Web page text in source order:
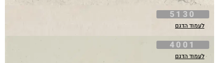
5130
לעמוד הדגם
4001
לעמוד הדגם